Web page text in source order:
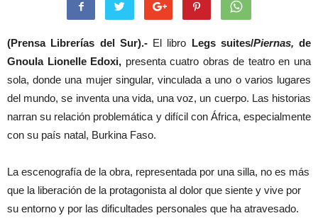
(Prensa Librerías del Sur).- El libro Legs suites/Piernas, de
Gnoula Lionelle Edoxi, presenta cuatro obras de teatro en una
sola, donde una mujer singular, vinculada a uno o varios lugares
del mundo, se inventa una vida, una voz, un cuerpo. Las historias
narran su relación problemática y difícil con África, especialmente
con su país natal, Burkina Faso.
La escenografía de la obra, representada por una silla, no es más
que la liberación de la protagonista al dolor que siente y vive por
su entorno y por las dificultades personales que ha atravesado.